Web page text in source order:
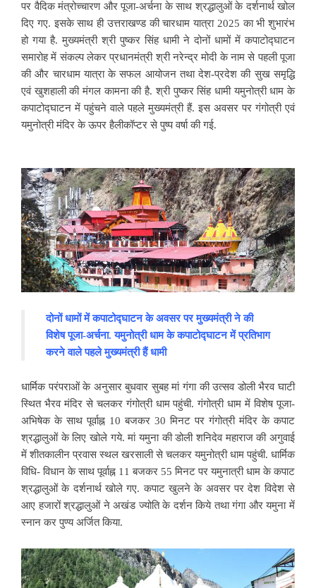
पर वैदिक मंत्रोच्चारण और पूजा-अर्चना के साथ श्रद्धालुओं के दर्शनार्थ खोल
दिए गए. इसके साथ ही उत्तराखण्ड की चारधाम यात्रा 2025 का भी शुभारंभ
हो गया है. मुख्यमंत्री श्री पुष्कर सिंह धामी ने दोनों धामों में कपाटोद्घाटन
समारोह में संकल्प लेकर प्रधानमंत्री श्री नरेन्द्र मोदी के नाम से पहली पूजा
की और चारधाम यात्रा के सफल आयोजन तथा देश-प्रदेश की सुख समृद्धि
एवं खुशहाली की मंगल कामना की है. श्री पुष्कर सिंह धामी यमुनोत्री धाम के
कपाटोद्घाटन में पहुंचने वाले पहले मुख्यमंत्री हैं. इस अवसर पर गंगोत्री एवं
यमुनोत्री मंदिर के ऊपर हैलीकॉप्टर से पुष्प वर्षा की गई.
दोनोंधामोंमेंकपाटोद्घाटनकेअवसरपरमुख्यमंत्रीनेकी
विशेषपूजा-अर्चना.यमुनोत्रीधामकेकपाटोद्घाटनमेंप्रतिभाग
करनेवालेपहलेमुख्यमंत्रीहैंधामी
धार्मिक परंपराओं के अनुसार बुधवार सुबह मां गंगा की उत्सव डोली भैरव घाटी
स्थित भैरव मंदिर से चलकर गंगोत्री धाम पहुंची. गंगोत्री धाम में विशेष पूजा-
अभिषेक के साथ पूर्वाह्न 10 बजकर 30 मिनट पर गंगोत्री मंदिर के कपाट
श्रद्धालुओं के लिए खोले गये. मां यमुना की डोली शनिदेव महाराज की अगुवाई
में शीतकालीन प्रवास स्थल खरसाली से चलकर यमुनोत्री धाम पहुंची. धार्मिक
विधि- विधान के साथ पूर्वाह्न 11 बजकर 55 मिनट पर यमुनात्री धाम के कपाट
श्रद्धालुओं के दर्शनार्थ खोले गए. कपाट खुलने के अवसर पर देश विदेश से
आए हजारों श्रद्धालुओं ने अखंड ज्योति के दर्शन किये तथा गंगा और यमुना में
स्नान कर पुण्य अर्जित किया.